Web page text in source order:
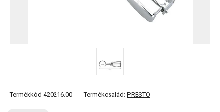
Termékkód 420216.00 Termékcsalád: PRESTO